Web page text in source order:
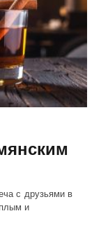
с друзьями в
и